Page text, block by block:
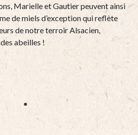
Marielle et Gautier peuvent ainsi
de miels d’exception qui reflète
de notre terroir Alsacien,
abeilles !